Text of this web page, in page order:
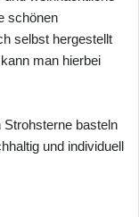
schönen
selbst hergestellt
man hierbei
basteln
und individuell